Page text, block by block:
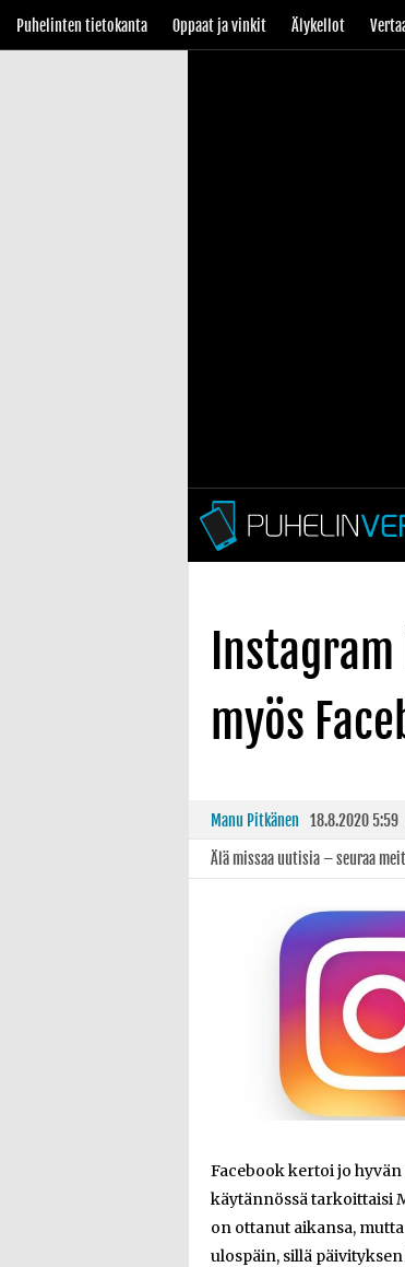
Puhelinten tietokanta Oppaat ja vinkit Älykellot
myös
Manu Pitkänen 18.8.2020 5:59
Älä missaa uutisia – seuraa
Facebook kertoi jo
käytännössä tarkoittaisi
on ottanut aikansa,
ulospäin, sillä